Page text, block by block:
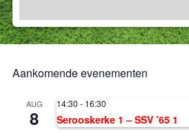
Aankomende evenementen
AUG
8
14:30 - 16:30
Serooskerke 1 – SSV ’65 1